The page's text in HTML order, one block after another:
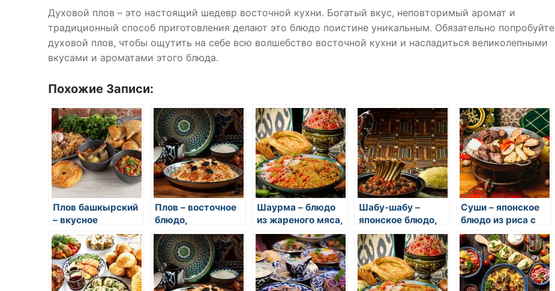
Духовой плов – это настоящий шедевр восточной кухни. Богатый вкус, неповторимый аромат и
традиционный способ приготовления делают это блюдо поистине уникальным. Обязательно попробуйте
духовой плов, чтобы ощутить на себе всю волшебство восточной кухни и насладиться великолепными
вкусами и ароматами этого блюда.
Похожие Записи:
Плов башкырский
– вкусное
башкирское блюдо
из риса и мяса
Плов – восточное
блюдо,
традиционное для
многих народов
Шаурма – блюдо
из жареного мяса,
овощей и соусов,
завернутое в питу
Шабу-шабу –
японское блюдо,
состоящее из
кусочков мяса и
овощей, которые
кипятятся в
горячем фондю
Суши – японское
блюдо из риса с
морскими
продуктами и
овощами,
завернутое в
водоросль